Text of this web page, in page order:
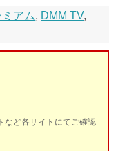
アム, DMM TV,
など各サイトにてご確認